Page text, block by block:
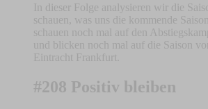
In dieser Folge analysieren wir die
schauen, was uns die kommende
schauen noch mal auf den
und blicken noch mal auf die Saison
Eintracht Frankfurt.
#208 Positiv bleiben